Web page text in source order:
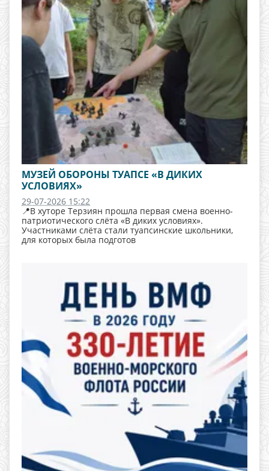
МУЗЕЙ ОБОРОНЫ ТУАПСЕ «В ДИКИХ
УСЛОВИЯХ»
29-07-2026 15:22
📍В хуторе Терзиян прошла первая смена военно-
патриотического слёта «В диких условиях».
Участниками слёта стали туапсинские школьники,
для которых была подготов